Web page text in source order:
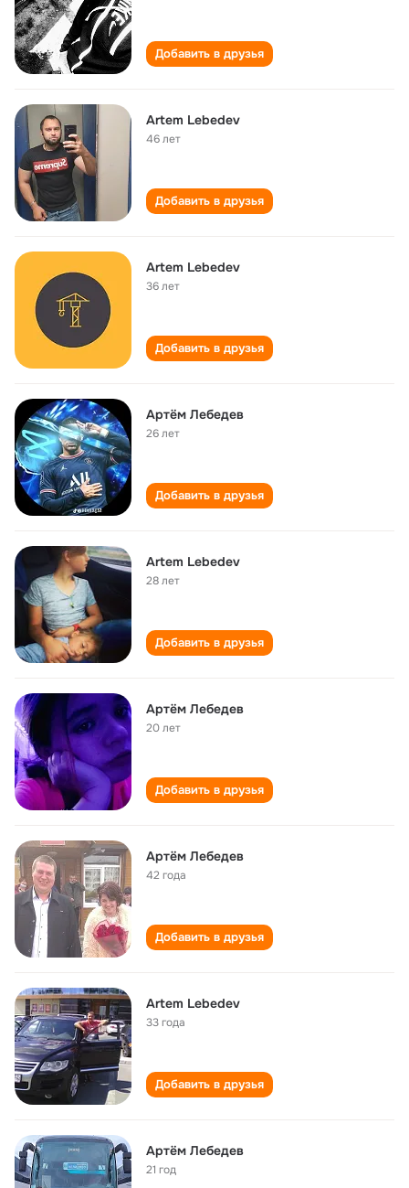
Добавить в друзья
Artem Lebedev
46 лет
Добавить в друзья
Artem Lebedev
36 лет
Добавить в друзья
Артëм Лебедев
26 лет
Добавить в друзья
Artem Lebedev
28 лет
Добавить в друзья
Артëм Лебедев
20 лет
Добавить в друзья
Артëм Лебедев
42 года
Добавить в друзья
Artem Lebedev
33 года
Добавить в друзья
Артëм Лебедев
21 год